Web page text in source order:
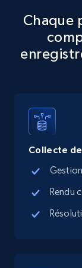
Google
Place id,
Address,
13.3K+
Google
Place id,
Address,
Chaque
Collecte
Rendu